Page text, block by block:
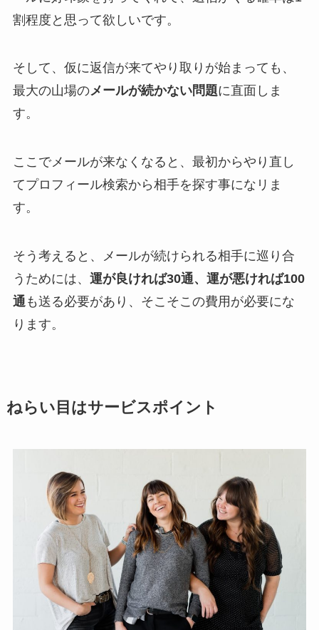
割程度と思って欲しいです。
そして、仮に返信が来てやり取りが始まっても、
最大の山場のメールが続かない問題に直面しま
す。
ここでメールが来なくなると、最初からやり直し
てプロフィール検索から相手を探す事になリま
す。
そう考えると、メールが続けられる相手に巡り合
うためには、 運が良ければ30通、運が悪ければ100
通も送る必要があり、そこそこの費用が必要にな
ります。
ねらい目はサービスポイント